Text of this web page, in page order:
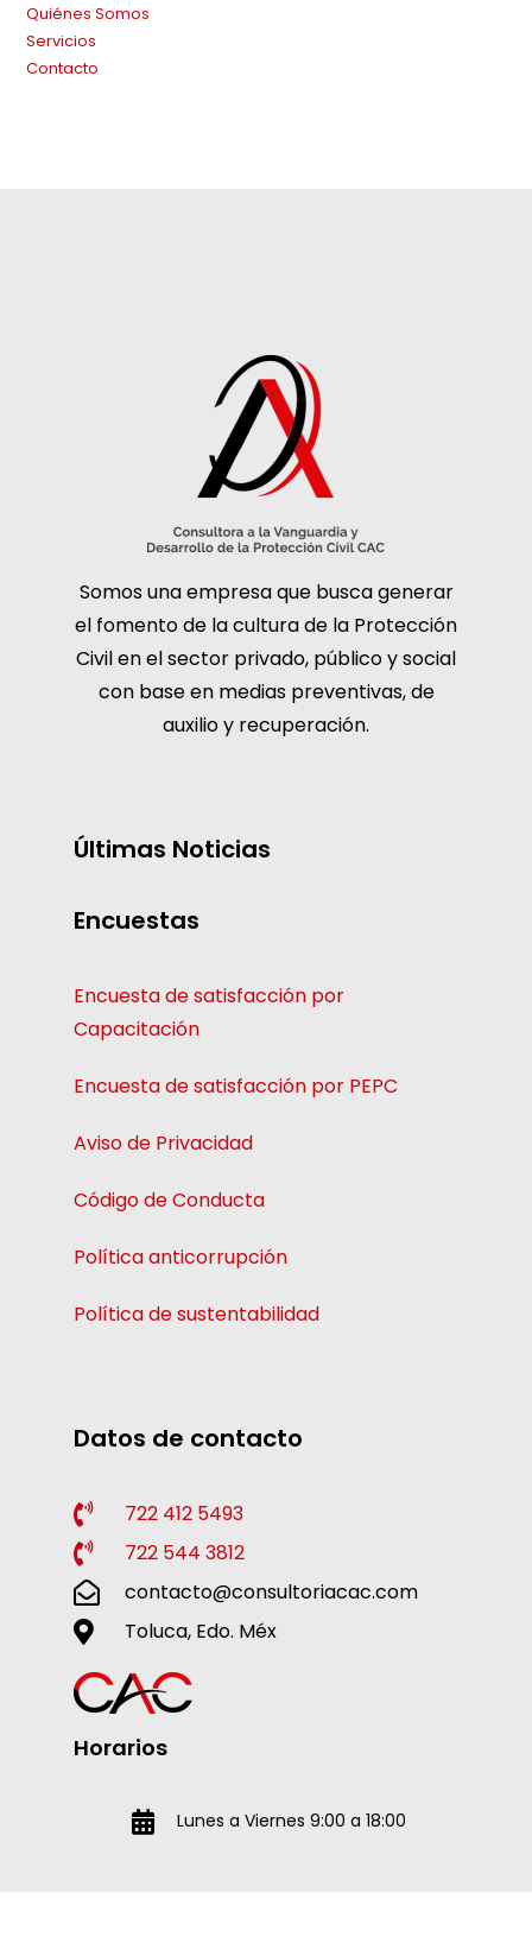
Quiénes Somos
Servicios
Contacto
Somos una empresa que busca generar
el fomento de la cultura de la Protección
Civil en el sector privado, público y social
con base en medias preventivas, de
auxilio y recuperación.
Últimas Noticias
Encuestas
Encuesta de satisfacción por
Capacitación
Encuesta de satisfacción por PEPC
Aviso de Privacidad
Código de Conducta
Política anticorrupción
Política de sustentabilidad
Datos de contacto
722 412 5493
722 544 3812
contacto@consultoriacac.com
Toluca, Edo. Méx
Horarios
Lunes a Viernes 9:00 a 18:00